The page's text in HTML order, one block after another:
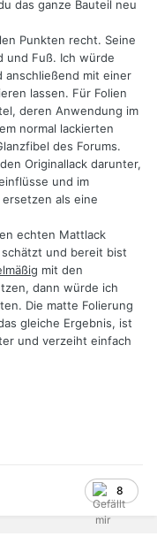
das ganze Bauteil neu
Punkten recht. Seine
und Fuß. Ich würde
anschließend mit einer
lassen. Für Folien
deren Anwendung im
normal lackierten
des Forums.
Originallack darunter,
und im
als eine
echten Mattlack
und bereit bist
mit den
dann würde ich
Die matte Folierung
gleiche Ergebnis, ist
und verzeiht einfach
8